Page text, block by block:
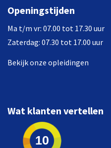
Openingstijden
Ma t/m vr: 07.00 tot 17.30 uur
Zaterdag: 07.30 tot 17.00 uur
Bekijk onze opleidingen
Wat klanten vertellen
10